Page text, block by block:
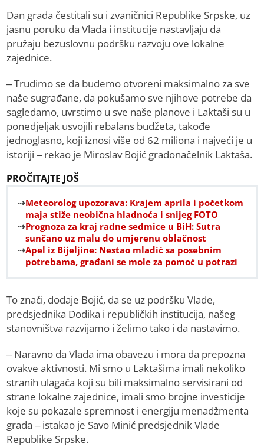
Dan grada čestitali su i zvaničnici Republike Srpske, uz
jasnu poruku da Vlada i institucije nastavljaju da
pružaju bezuslovnu podršku razvoju ove lokalne
zajednice.
– Trudimo se da budemo otvoreni maksimalno za sve
naše sugrađane, da pokušamo sve njihove potrebe da
sagledamo, uvrstimo u sve naše planove i Laktaši su u
ponedjeljak usvojili rebalans budžeta, takođe
jednoglasno, koji iznosi više od 62 miliona i najveći je u
istoriji – rekao je Miroslav Bojić gradonačelnik Laktaša.
PROČITAJTE JOŠ
Meteorolog upozorava: Krajem aprila i početkom
maja stiže neobična hladnoća i snijeg FOTO
Prognoza za kraj radne sedmice u BiH: Sutra
sunčano uz malu do umjerenu oblačnost
Apel iz Bijeljine: Nestao mladić sa posebnim
potrebama, građani se mole za pomoć u potrazi
To znači, dodaje Bojić, da se uz podršku Vlade,
predsjednika Dodika i republičkih institucija, našeg
stanovništva razvijamo i želimo tako i da nastavimo.
– Naravno da Vlada ima obavezu i mora da prepozna
ovakve aktivnosti. Mi smo u Laktašima imali nekoliko
stranih ulagača koji su bili maksimalno servisirani od
strane lokalne zajednice, imali smo brojne investicije
koje su pokazale spremnost i energiju menadžmenta
grada – istakao je Savo Minić predsjednik Vlade
Republike Srpske.